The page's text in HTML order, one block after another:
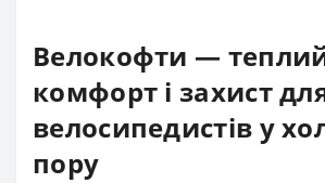
Велокофти —
комфорт і захист
велосипедистів у
пору